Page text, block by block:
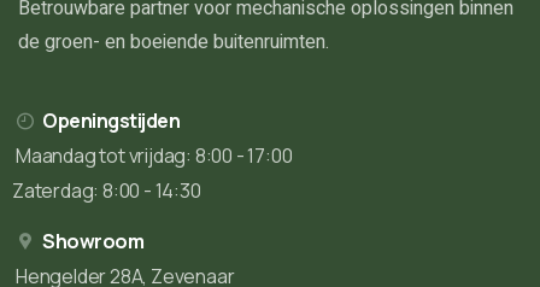
Betrouwbare partner voor mechanische oplossingen binnen
de groen- en boeiende buitenruimten.
Openingstijden
Maandag tot vrijdag: 8:00 - 17:00
Zaterdag: 8:00 - 14:30
Showroom
Hengelder 28A, Zevenaar